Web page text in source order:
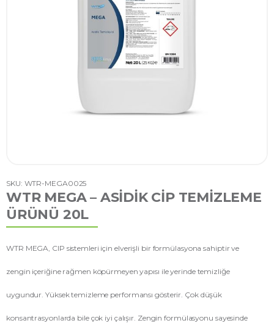
SKU: WTR-MEGA0025
WTR MEGA – ASIDIK CIP TEMIZLEME
ÜRÜNÜ 20L
WTR MEGA, CIP sistemleri için elverişli bir formülasyona sahiptir ve
zengin içeriğine rağmen köpürmeyen yapısı ile yerinde temizliğe
uygundur. Yüksek temizleme performansı gösterir. Çok düşük
konsantrasyonlarda bile çok iyi çalışır. Zengin formülasyonu sayesinde